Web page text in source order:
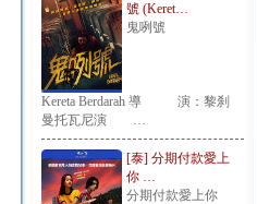
號 (Keret…
鬼咧號
Kereta Berdarah 導 演：黎刹
曼托瓦尼演 …
[泰] 分期付款愛上
你 …
分期付款愛上你